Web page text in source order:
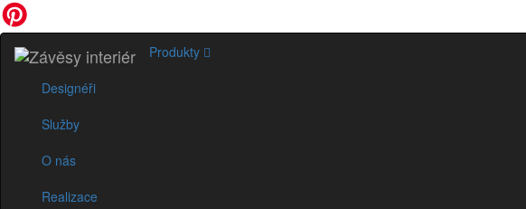
Produkty
Designéři
Služby
O nás
Realizace